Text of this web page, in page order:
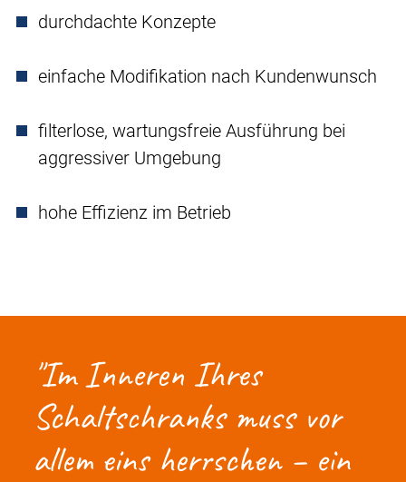
durchdachte Konzepte
einfache Modifikation nach Kundenwunsch
filterlose, wartungsfreie Ausführung bei
aggressiver Umgebung
hohe Effizienz im Betrieb
Im Inneren Ihres
Schaltschranks muss vor
allem eins herrschen – ein